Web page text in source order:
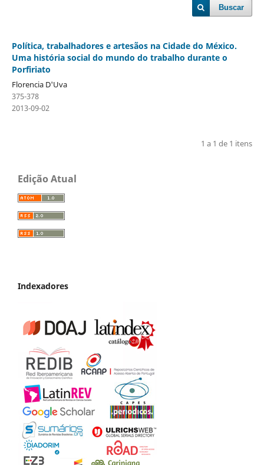
Buscar
Política, trabalhadores e artesãos na Cidade do México.
Uma história social do mundo do trabalho durante o
Porfiriato
Florencia D'Uva
375-378
2013-09-02
1 a 1 de 1 itens
Edição Atual
Indexadores